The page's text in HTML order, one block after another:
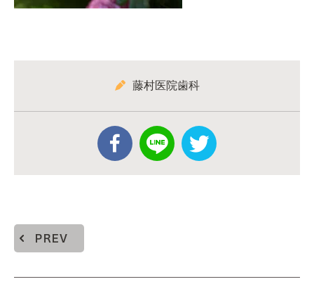
藤村医院歯科
PREV